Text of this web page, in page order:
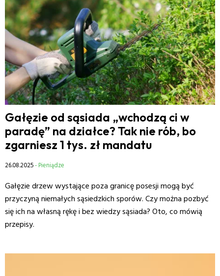
Gałęzie od sąsiada „wchodzą ci w
paradę” na działce? Tak nie rób, bo
zgarniesz 1 tys. zł mandatu
26.08.2025- Pieniądze
Gałęzie drzew wystające poza granicę posesji mogą być
przyczyną niemałych sąsiedzkich sporów. Czy można pozbyć
się ich na własną rękę i bez wiedzy sąsiada? Oto, co mówią
przepisy.